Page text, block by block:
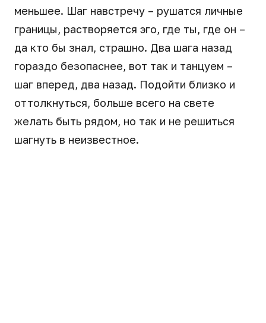
меньшее. Шаг навстречу – рушатся личные
границы, растворяется эго, где ты, где он –
да кто бы знал, страшно. Два шага назад
гораздо безопаснее, вот так и танцуем –
шаг вперед, два назад. Подойти близко и
оттолкнуться, больше всего на свете
желать быть рядом, но так и не решиться
шагнуть в неизвестное.